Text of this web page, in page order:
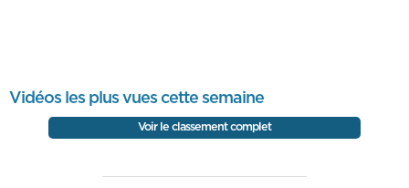
Vidéos les plus vues cette semaine
Voir le classement complet